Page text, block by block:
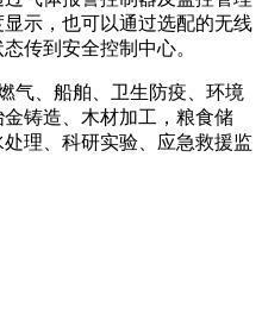
示，也可以通过选配的无线
传到安全控制中心。
气、船舶、卫生防疫、环境
铸造、木材加工，粮食储
理、科研实验、应急救援监